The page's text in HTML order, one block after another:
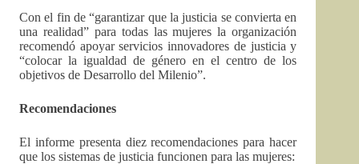
Con el fin de “garantizar que la justicia se convierta en
una realidad” para todas las mujeres la organización
recomendó apoyar servicios innovadores de justicia y
“colocar la igualdad de género en el centro de los
objetivos de Desarrollo del Milenio”.
Recomendaciones
El informe presenta diez recomendaciones para hacer
que los sistemas de justicia funcionen para las mujeres: